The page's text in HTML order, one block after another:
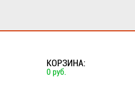
КОРЗИНА:
0 руб.